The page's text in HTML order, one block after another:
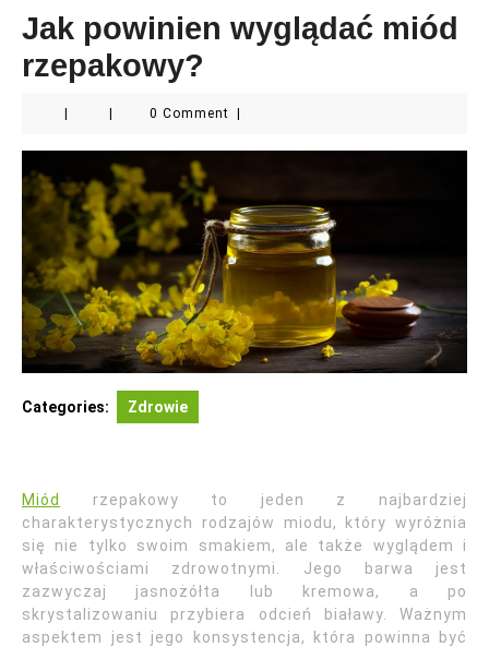
Jak powinien wyglądać miód
rzepakowy?
0 Comment
Categories: Zdrowie
Miód
rzepakowy to jeden z najbardziej
charakterystycznych rodzajów miodu, który wyróżnia
się nie tylko swoim smakiem, ale także wyglądem i
właściwościami zdrowotnymi. Jego barwa jest
zazwyczaj jasnożółta lub kremowa, a po
skrystalizowaniu przybiera odcień białawy. Ważnym
aspektem jest jego konsystencja, która powinna być